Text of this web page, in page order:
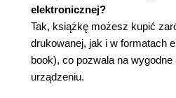
Przechowywanie
pamięcią dynamiczną
Przykład roboczy
Zacznij od stosu
elektronicznej?
Tak, książkę możesz kupić
drukowanej, jak i w formatach
book), co pozwala na
urządzeniu.